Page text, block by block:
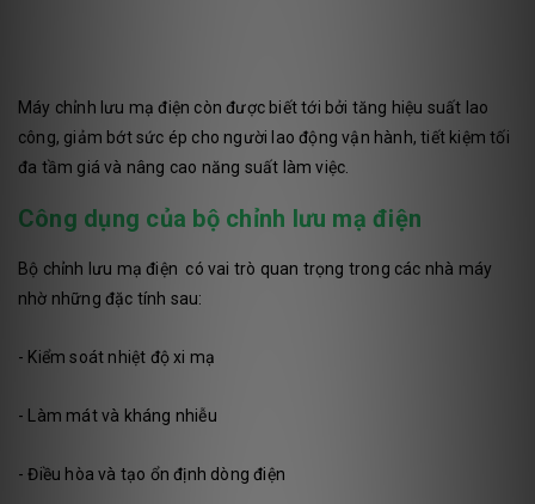
Máy chỉnh lưu mạ điện còn được biết tới bởi tăng hiệu suất lao
công, giảm bớt sức ép cho người lao động vận hành, tiết kiệm tối
đa tầm giá và nâng cao năng suất làm việc.
Công dụng của bộ chỉnh lưu mạ điện
Bộ chỉnh lưu mạ điện có vai trò quan trọng trong các nhà máy
nhờ những đặc tính sau:
- Kiểm soát nhiệt độ xi mạ
- Làm mát và kháng nhiễu
- Điều hòa và tạo ổn định dòng điện